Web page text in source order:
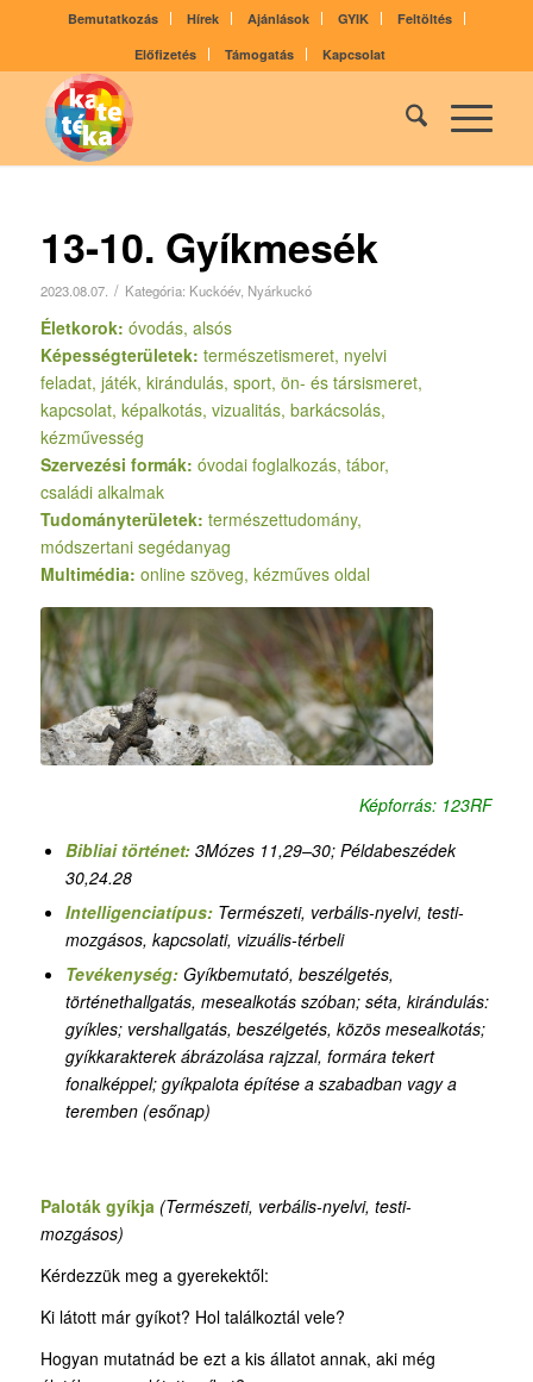
Bemutatkozás Hírek Ajánlások GYIK
Feltöltés
Előfizetés
Támogatás Kapcsolat
13-10. Gyíkmesék
2023.08.07. / Kategória: Kuckóév, Nyárkuckó
Életkorok: óvodás, alsós
Képességterületek: természetismeret, nyelvi
feladat, játék, kirándulás, sport, ön- és társismeret,
kapcsolat, képalkotás, vizualitás, barkácsolás,
kézművesség
Szervezési formák: óvodai foglalkozás, tábor,
családi alkalmak
Tudományterületek: természettudomány,
módszertani segédanyag
Multimédia: online szöveg, kézműves oldal
Képforrás: 123RF
Bibliai történet:3Mózes 11,29–30; Példabeszédek
30,24.28
Intelligenciatípus: Természeti, verbális-nyelvi, testi-
mozgásos, kapcsolati, vizuális-térbeli
Tevékenység: Gyíkbemutató, beszélgetés,
történethallgatás, mesealkotás szóban; séta, kirándulás:
gyíkles; vershallgatás, beszélgetés, közös mesealkotás;
gyíkkarakterek ábrázolása rajzzal, formára tekert
fonalképpel; gyíkpalota építése a szabadban vagy a
teremben (esőnap)
Paloták gyíkja (Természeti, verbális-nyelvi, testi-
mozgásos)
Kérdezzük meg a gyerekektől:
Ki látott már gyíkot? Hol találkoztál vele?
Hogyan mutatnád be ezt a kis állatot annak, aki még